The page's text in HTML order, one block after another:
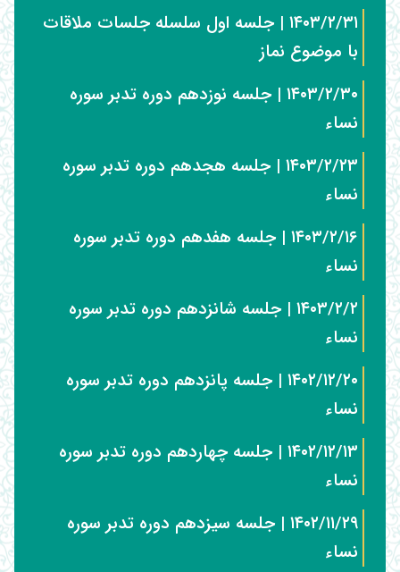
۱۴۰۳/۲/۳۱ | جلسه اول سلسله جلسات ملاقات
با موضوع نماز
۱۴۰۳/۲/۳۰ | جلسه نوزدهم دوره تدبر سوره
نساء
۱۴۰۳/۲/۲۳ | جلسه هجدهم دوره تدبر سوره
نساء
۱۴۰۳/۲/۱۶ | جلسه هفدهم دوره تدبر سوره
نساء
۱۴۰۳/۲/۲ | جلسه شانزدهم دوره تدبر سوره
نساء
۱۴۰۲/۱۲/۲۰ | جلسه پانزدهم دوره تدبر سوره
نساء
۱۴۰۲/۱۲/۱۳ | جلسه چهاردهم دوره تدبر سوره
نساء
۱۴۰۲/۱۱/۲۹ | جلسه سیزدهم دوره تدبر سوره
نساء